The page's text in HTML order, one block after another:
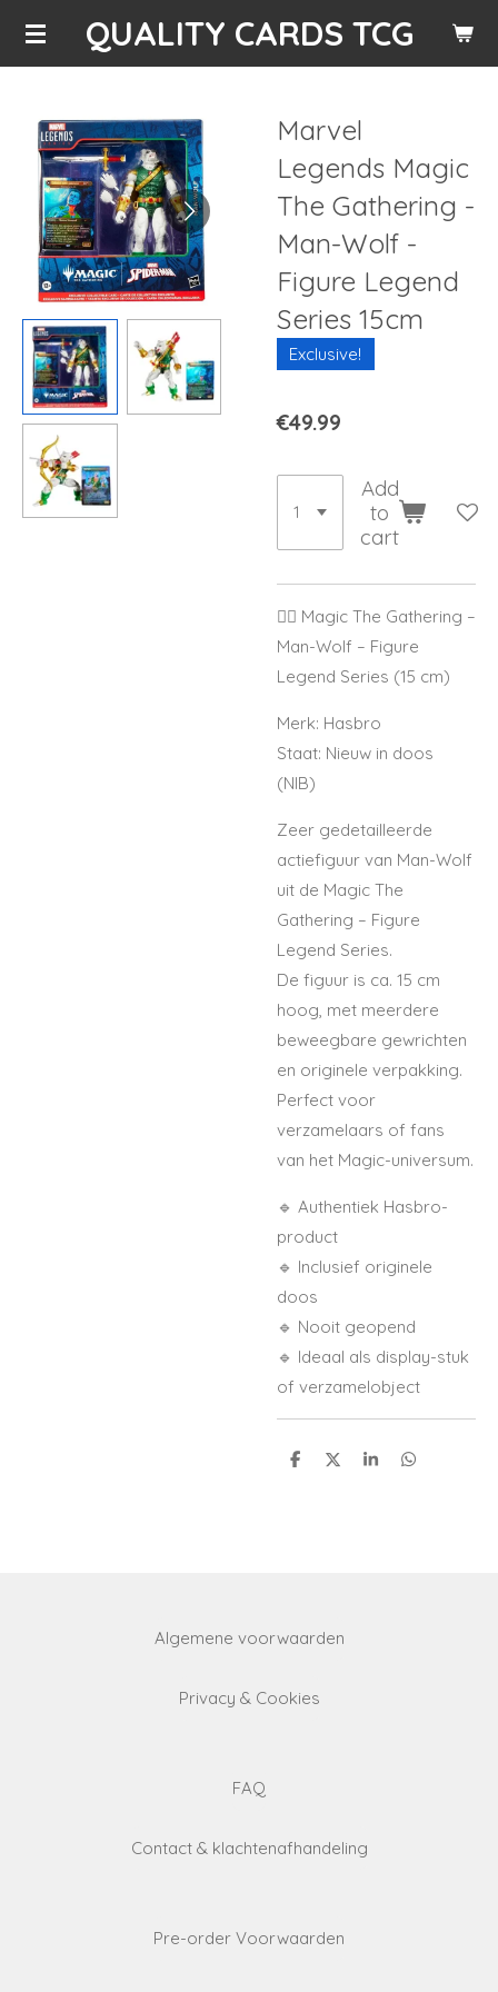
Skip
QUALITY CARDS TCG
Marvel
Legends Magic
The Gathering -
Man-Wolf -
Figure Legend
Series 15cm
Exclusive!
€49.99
Add
to
cart
🧙‍♂️ Magic The Gathering –
Man-Wolf – Figure
Legend Series (15 cm)
Merk: Hasbro
Staat: Nieuw in doos
(NIB)
Zeer gedetailleerde
actiefiguur van Man-Wolf
uit de Magic The
Gathering – Figure
Legend Series.
De figuur is ca. 15 cm
hoog, met meerdere
beweegbare gewrichten
en originele verpakking.
Perfect voor
verzamelaars of fans
van het Magic-universum.
🔹 Authentiek Hasbro-
product
🔹 Inclusief originele
doos
🔹 Nooit geopend
🔹 Ideaal als display-stuk
of verzamelobject
S
S
S
S
Algemene voorwaarden
Privacy & Cookies
FAQ
Contact & klachtenafhandeling
Pre-order Voorwaarden